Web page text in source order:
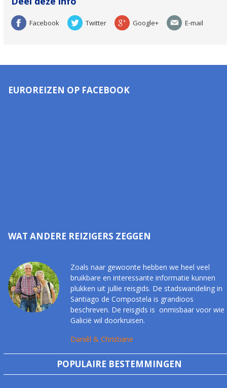
Facebook Twitter Google+ E-mail
EUROREIZEN OP FACEBOOK
WAT ANDERE REIZIGERS ZEGGEN
Zoals naar gewoonte hebben we heel veel
bruikbare en interessante informatie kunnen
plukken uit jullie reisgids. De stadswandeling in
Santiago de Compostela is grandioos
beschreven. De reisgids is onmisbaar voor wie
Galicië wil doorkruisen.
Daniêl & Christiane
POPULAIRE BESTEMMINGEN